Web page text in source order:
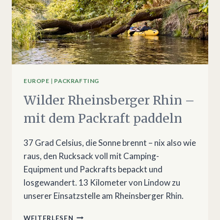
EUROPE | PACKRAFTING
Wilder Rheinsberger Rhin –
mit dem Packraft paddeln
37 Grad Celsius, die Sonne brennt – nix also wie
raus, den Rucksack voll mit Camping-
Equipment und Packrafts bepackt und
losgewandert. 13 Kilometer von Lindow zu
unserer Einsatzstelle am Rheinsberger Rhin.
WEITERLESEN WILDER